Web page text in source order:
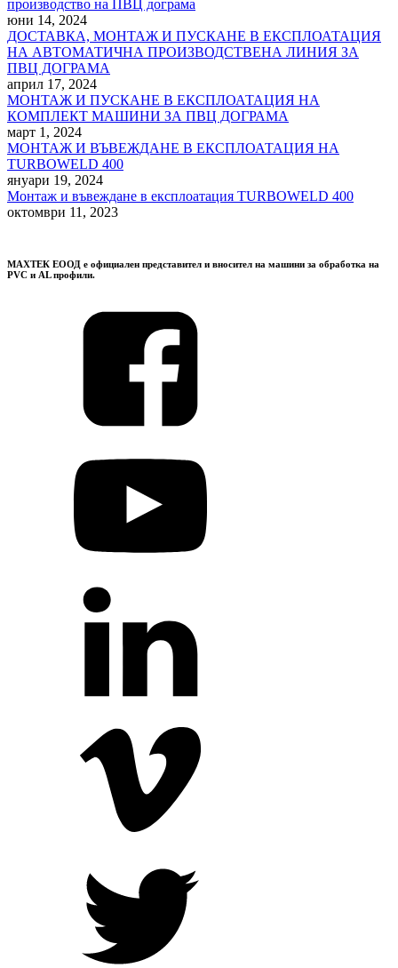
производство на ПВЦ дограма
юни 14, 2024
ДОСТАВКА, МОНТАЖ И ПУСКАНЕ В ЕКСПЛОАТАЦИЯ
НА АВТОМАТИЧНА ПРОИЗВОДСТВЕНА ЛИНИЯ ЗА
ПВЦ ДОГРАМА
април 17, 2024
МОНТАЖ И ПУСКАНЕ В ЕКСПЛОАТАЦИЯ НА
КОМПЛЕКТ МАШИНИ ЗА ПВЦ ДОГРАМА
март 1, 2024
МОНТАЖ И ВЪВЕЖДАНЕ В ЕКСПЛОАТАЦИЯ НА
TURBOWELD 400
януари 19, 2024
Монтаж и въвеждане в експлоатация TURBOWELD 400
октомври 11, 2023
МАХТЕК ЕООД е официален представител и вносител на машини за обработка на
PVC и AL профили.